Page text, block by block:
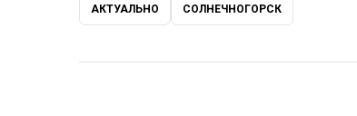
АКТУАЛЬНО СОЛНЕЧНОГОРСК